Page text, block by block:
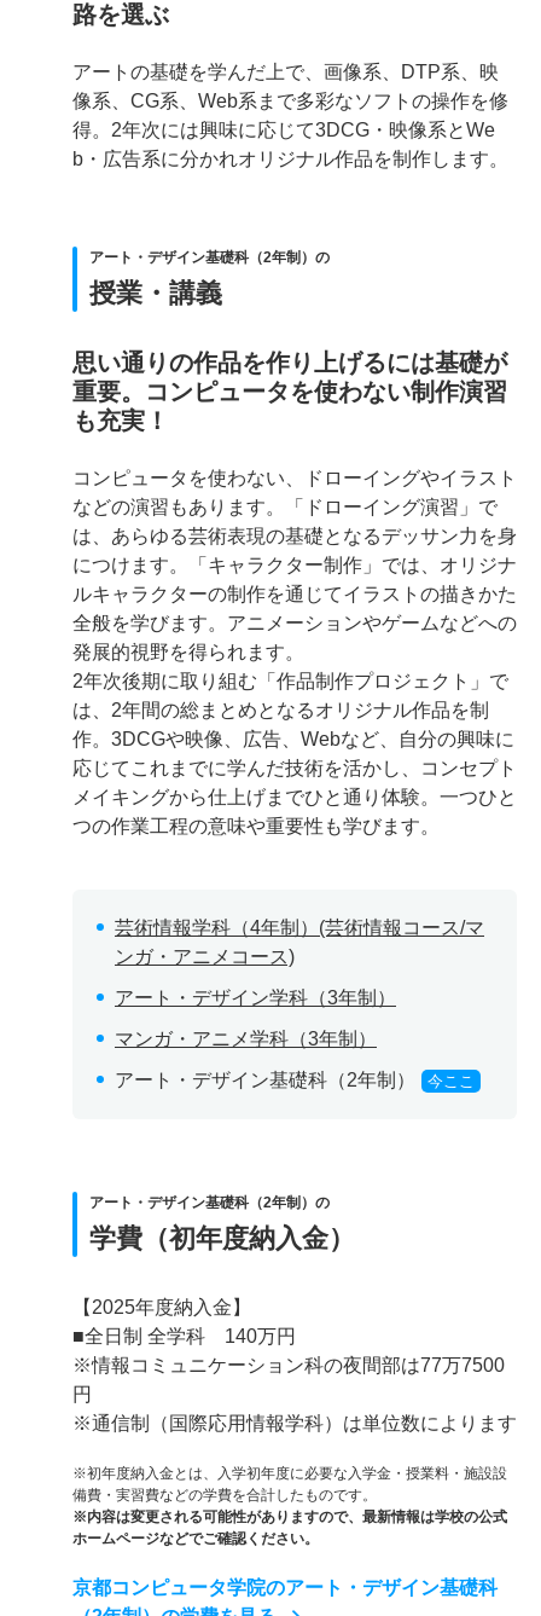
路を選ぶ
アートの基礎を学んだ上で、画像系、DTP系、映
像系、CG系、Web系まで多彩なソフトの操作を修
得。2年次には興味に応じて3DCG・映像系とWe
b・広告系に分かれオリジナル作品を制作します。
アート・デザイン基礎科（2年制）の
授業・講義
思い通りの作品を作り上げるには基礎が
重要。コンピュータを使わない制作演習
も充実！
コンピュータを使わない、ドローイングやイラスト
などの演習もあります。「ドローイング演習」で
は、あらゆる芸術表現の基礎となるデッサン力を身
につけます。「キャラクター制作」では、オリジナ
ルキャラクターの制作を通じてイラストの描きかた
全般を学びます。アニメーションやゲームなどへの
発展的視野を得られます。
2年次後期に取り組む「作品制作プロジェクト」で
は、2年間の総まとめとなるオリジナル作品を制
作。3DCGや映像、広告、Webなど、自分の興味に
応じてこれまでに学んだ技術を活かし、コンセプト
メイキングから仕上げまでひと通り体験。一つひと
つの作業工程の意味や重要性も学びます。
芸術情報学科（4年制）(芸術情報コース/マ
ンガ・アニメコース)
アート・デザイン学科（3年制）
マンガ・アニメ学科（3年制）
アート・デザイン基礎科（2年制）
今ここ
アート・デザイン基礎科（2年制）の
学費（初年度納入金）
【2025年度納入金】
■全日制 全学科 140万円
※情報コミュニケーション科の夜間部は77万7500
円
※通信制（国際応用情報学科）は単位数によります
※初年度納入金とは、入学初年度に必要な入学金・授業料・施設設
備費・実習費などの学費を合計したものです。
※内容は変更される可能性がありますので、最新情報は学校の公式
ホームページなどでご確認ください。
京都コンピュータ学院のアート・デザイン基礎科